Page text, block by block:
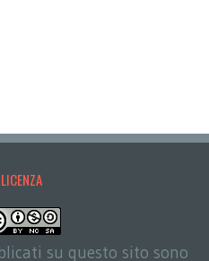
LICENZA
su questo sito sono